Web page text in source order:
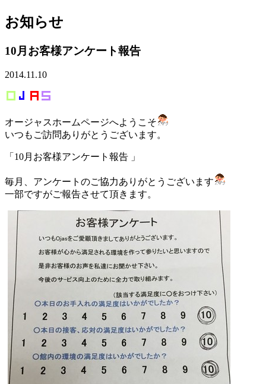
お知らせ
10月お客様アンケート報告
2014.11.10
オージャスホームページへようこそ
いつもご訪問ありがとうございます。
「10月お客様アンケート報告 」
毎月、アンケートのご協力ありがとうございます
一部ですがご報告させて頂きます。